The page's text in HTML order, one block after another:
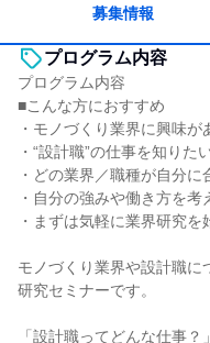
募集情報
プログラム内容
プログラム内容
■こんな方におすすめ
・モノづくり業界に興味が
・“設計職”の仕事を知りた
・どの業界／職種が自分
・自分の強みや働き方を考
・まずは気軽に業界研究を
モノづくり業界や設計職に
研究セミナーです。
「設計職ってどんな仕事